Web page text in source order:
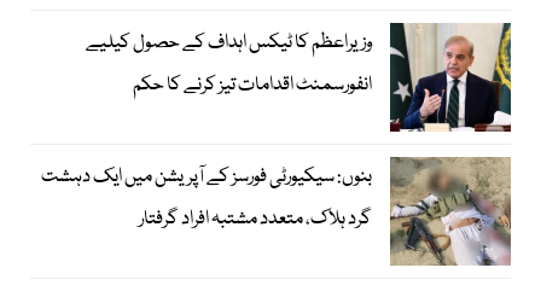
وزیراعظم کا ٹیکس اہداف کے حصول کیلیے
انفورسمنٹ اقدامات تیز کرنے کا حکم
بنوں: سیکیورٹی فورسز کے آپریشن میں ایک دہشت
گرد ہلاک، متعدد مشتبہ افراد گرفتار